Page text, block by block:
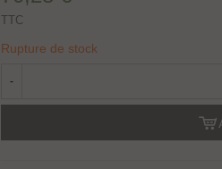
TTC
Rupture de stock
-